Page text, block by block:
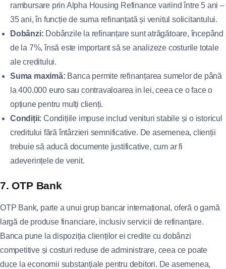
rambursare prin Alpha Housing Refinance variind între 5 ani –
35 ani, în funcție de suma refinanțată și venitul solicitantului.
Dobânzi: Dobânzile la refinanțare sunt atrăgătoare, începând
de la 7%, însă este important să se analizeze costurile totale
ale creditului.
Suma maximă: Banca permite refinanțarea sumelor de până
la 400.000 euro sau contravaloarea in lei, ceea ce o face o
opțiune pentru mulți clienți.
Condiții: Condițiile impuse includ venituri stabile și o istoricul
creditului fără întârzieri semnificative. De asemenea, clienții
trebuie să aducă documente justificative, cum ar fi
adeverințele de venit.
7. OTP Bank
OTP Bank, parte a unui grup bancar internațional, oferă o gamă
largă de produse financiare, inclusiv servicii de refinanțare.
Banca pune la dispoziția clienților ei credite cu dobânzi
competitive și costuri reduse de administrare, ceea ce poate
duce la economii substanțiale pentru debitori. De asemenea,